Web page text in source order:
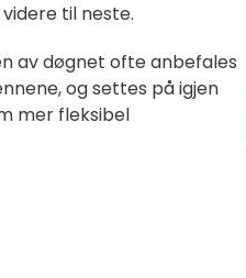
til neste.
av døgnet ofte anbefales
og settes på igjen
mer fleksibel